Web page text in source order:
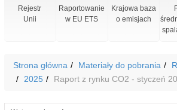
Rejestr
Unii
Raportowanie
w EU ETS
Krajowa baza
o emisjach
Strona główna Materiały do pobrania
2025
Raport z rynku CO2 - styczeń